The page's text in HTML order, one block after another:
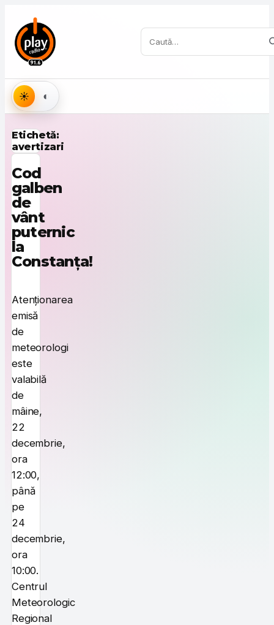
Caută:
Aspect
Etichetă:
avertizari
Cod
galben
de
vânt
puternic
la
Constanța!
Atenționarea
emisă
de
meteorologi
este
valabilă
de
mâine,
22
decembrie,
ora
12:00,
până
pe
24
decembrie,
ora
10:00.
Centrul
Meteorologic
Regional